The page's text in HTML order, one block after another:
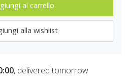
al carrello
alla wishlist
, delivered tomorrow